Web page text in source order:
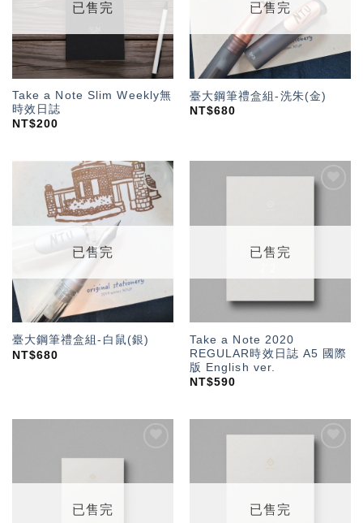
已售完
Take a Note Slim Weekly無
時效日誌
NT$200
已售完
臺大鋼筆禮盒組-洗朱(金)
NT$680
加入
「願
望輕
已售完
臺大鋼筆禮盒組-白鼠(銀)
NT$680
望輕
已售完
Take a Note 2020
REGULAR時效日誌 A5 國際
版 English ver.
NT$590
望輕
已售完
望輕
已售完